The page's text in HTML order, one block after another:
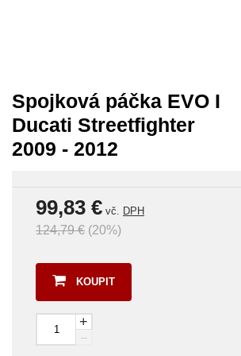
Spojková páčka EVO I
Ducati Streetfighter
2009 - 2012
99,83 € vč. DPH
124,79 € (20%)
KOUPIT
+
–